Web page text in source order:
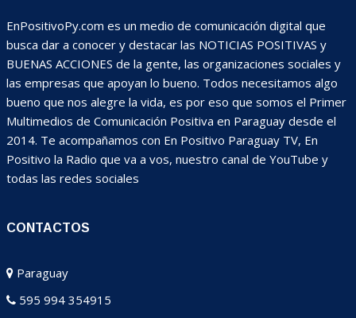
EnPositivoPy.com es un medio de comunicación digital que
busca dar a conocer y destacar las NOTICIAS POSITIVAS y
BUENAS ACCIONES de la gente, las organizaciones sociales y
las empresas que apoyan lo bueno. Todos necesitamos algo
bueno que nos alegre la vida, es por eso que somos el Primer
Multimedios de Comunicación Positiva en Paraguay desde el
2014. Te acompañamos con En Positivo Paraguay TV, En
Positivo la Radio que va a vos, nuestro canal de YouTube y
todas las redes sociales
CONTACTOS
Paraguay
595 994 354915